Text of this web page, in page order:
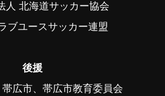
人 北海道サッカー協会
ブユースサッカー連盟
後援
帯広市、帯広市教育委員会